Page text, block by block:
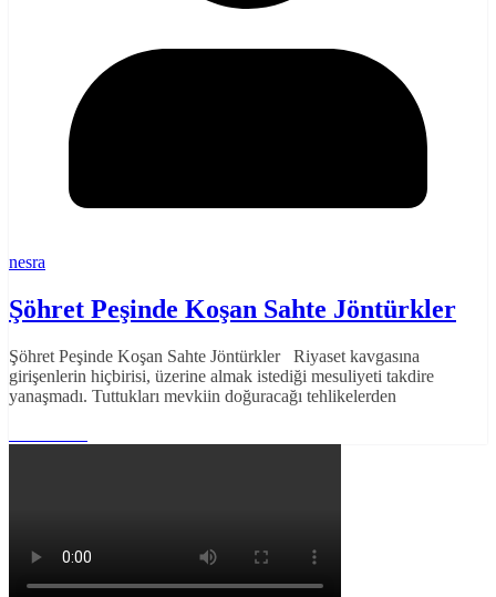
nesra
Şöhret Peşinde Koşan Sahte Jöntürkler
Şöhret Peşinde Koşan Sahte Jöntürkler Riyaset kavgasına
girişenlerin hiçbirisi, üzerine almak istediği mesuliyeti takdire
yanaşmadı. Tuttukları mevkiin doğuracağı tehlikelerden